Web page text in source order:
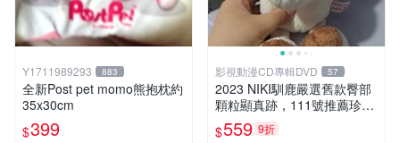
Y1711989293 883
全新Post pet momo熊抱枕約
35x30cm
$399
影視動漫CD專輯DVD 57
2023 NIKI馴鹿嚴選舊款臀部
顆粒顯真跡，111號推薦珍藏
品 馴鹿 舊款 尾巴顆粒
$559 9折